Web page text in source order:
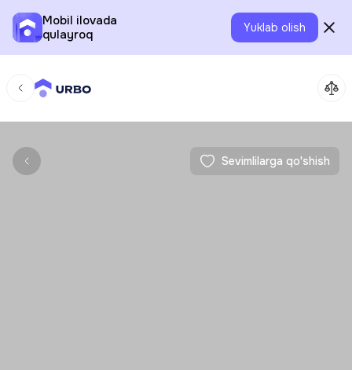
Mobil ilovada
qulayroq
Yuklab olish
Sevimlilarga qo'shish